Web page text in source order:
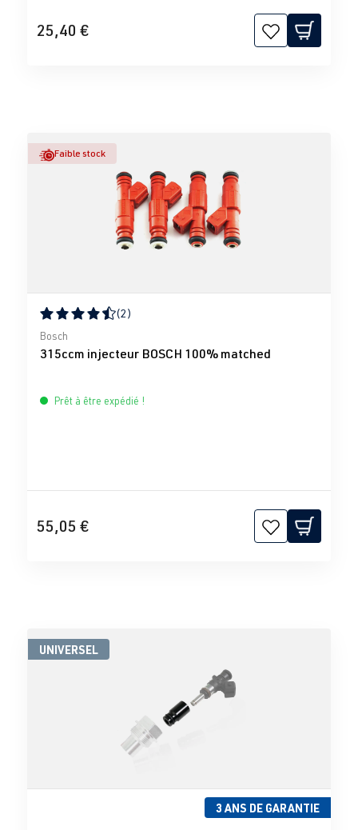
25,40 €
Faible stock
Note moyenne de 4.5 sur 5 étoiles
(2)
Bosch
315ccm injecteur BOSCH 100% matched
Prêt à être expédié !
55,05 €
UNIVERSEL
3 ANS DE GARANTIE